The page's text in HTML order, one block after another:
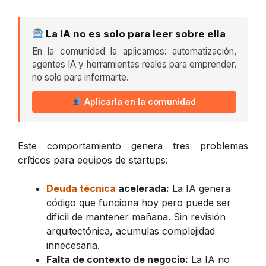
La IA no es solo para leer sobre ella
En la comunidad la aplicamos: automatización,
agentes IA y herramientas reales para emprender,
no solo para informarte.
Aplicarla en la comunidad
Este comportamiento genera tres problemas
críticos para equipos de startups:
Deuda técnica acelerada: La IA genera
código que funciona hoy pero puede ser
difícil de mantener mañana. Sin revisión
arquitectónica, acumulas complejidad
innecesaria.
Falta de contexto de negocio: La IA no